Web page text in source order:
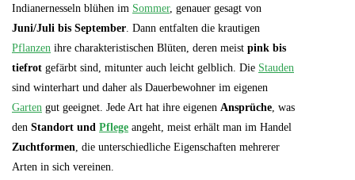
Indianernesseln blühen im Sommer, genauer gesagt von
Juni/Juli bis September. Dann entfalten die krautigen
Pflanzen ihre charakteristischen Blüten, deren meist pink bis
tiefrot gefärbt sind, mitunter auch leicht gelblich. Die Stauden
sind winterhart und daher als Dauerbewohner im eigenen
Garten gut geeignet. Jede Art hat ihre eigenen Ansprüche, was
den Standort und Pflege angeht, meist erhält man im Handel
Zuchtformen, die unterschiedliche Eigenschaften mehrerer
Arten in sich vereinen.